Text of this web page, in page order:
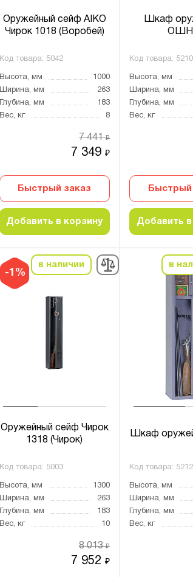
Оружейный сейф AIKO
Чирок 1018 (Воробей)
Код товара: 5042
Высота, мм
1000
Ширина, мм
263
Глубина, мм
183
Вес, кг
8
7 349₽
7 441₽
Быстрый заказ
Добавить в корзину
Шкаф
Код товара: 5210
Высота, мм
Ширина, мм
Глубина, мм
Вес, кг
Быстрый
Добавить в
-1%
в наличии
Оружейный сейф Чирок
1318 (Чирок)
Код товара: 5003
Высота, мм
1300
Ширина, мм
263
Глубина, мм
183
Вес, кг
10
7 952₽
8 013₽
в
Шкаф
Код товара: 5212
Высота, мм
Ширина, мм
Глубина, мм
Вес, кг